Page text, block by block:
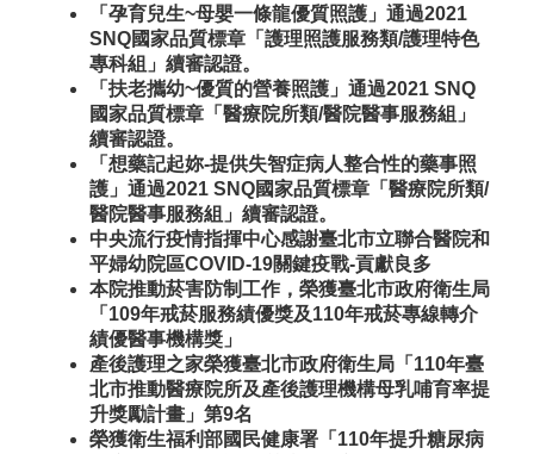
「孕育兒生~母嬰一條龍優質照護」通過2021
SNQ國家品質標章「護理照護服務類/護理特色
專科組」續審認證。
「扶老攜幼~優質的營養照護」通過2021 SNQ
國家品質標章「醫療院所類/醫院醫事服務組」
續審認證。
「想藥記起妳-提供失智症病人整合性的藥事照
護」通過2021 SNQ國家品質標章「醫療院所類/
醫院醫事服務組」續審認證。
中央流行疫情指揮中心感謝臺北市立聯合醫院和
平婦幼院區COVID-19關鍵疫戰-貢獻良多
本院推動菸害防制工作，榮獲臺北市政府衛生局
「109年戒菸服務績優獎及110年戒菸專線轉介
績優醫事機構獎」
產後護理之家榮獲臺北市政府衛生局「110年臺
北市推動醫療院所及產後護理機構母乳哺育率提
升獎勵計畫」第9名
榮獲衛生福利部國民健康署「110年提升糖尿病